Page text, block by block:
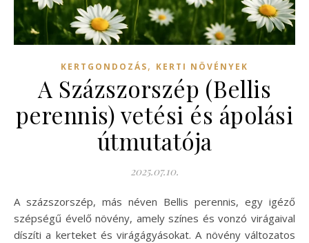
KERTGONDOZÁS, KERTI NÖVÉNYEK
A Százszorszép (Bellis
perennis) vetési és ápolási
útmutatója
2025.07.10.
A százszorszép, más néven Bellis perennis, egy igéző
szépségű évelő növény, amely színes és vonzó virágaival
díszíti a kerteket és virágágyásokat. A növény változatos